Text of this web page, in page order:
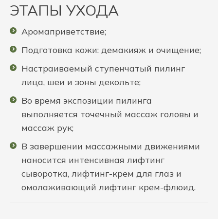
ЭТАПЫ УХОДА
Аромаприветствие;
Подготовка кожи: демакияж и очищение;
Настраиваемый ступенчатый пилинг
лица, шеи и зоны декольте;
Во время экспозиции пилинга
выполняется точечный массаж головы и
массаж рук;
В завершении массажными движениями
наносится интенсивная лифтинг
сыворотка, лифтинг-крем для глаз и
омолаживающий лифтинг крем-флюид.